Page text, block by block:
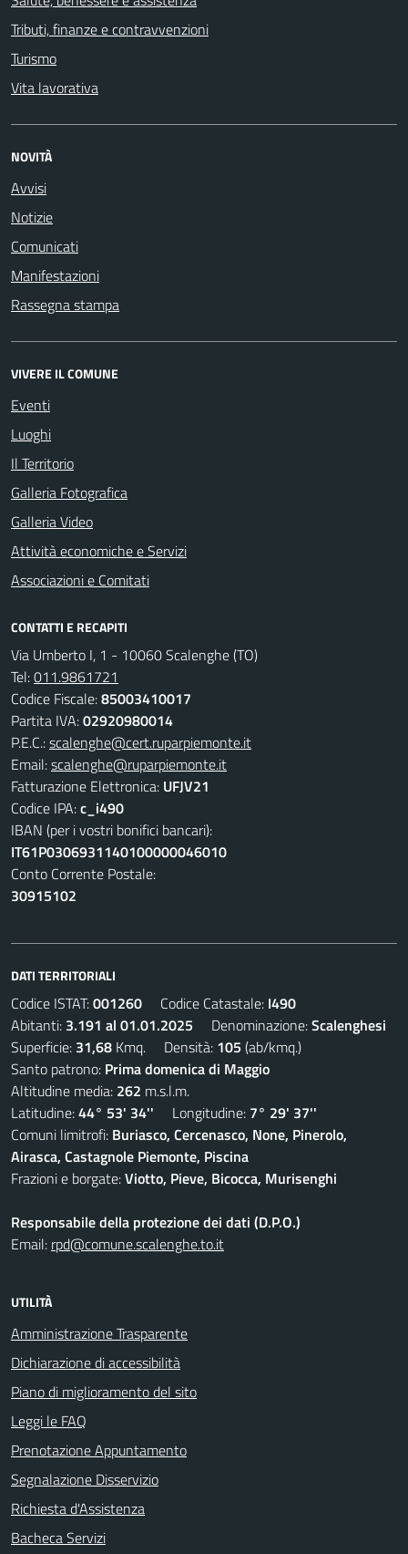
Tributi, finanze e contravvenzioni
Turismo
Vita lavorativa
NOVITÀ
Avvisi
Notizie
Comunicati
Manifestazioni
Rassegna stampa
VIVERE IL COMUNE
Eventi
Luoghi
Il Territorio
Galleria Fotografica
Galleria Video
Attività economiche e Servizi
Associazioni e Comitati
CONTATTI E RECAPITI
Via Umberto I, 1 - 10060 Scalenghe (TO)
Tel:011.9861721
Codice Fiscale:85003410017
Partita IVA:02920980014
P.E.C.:scalenghe@cert.ruparpiemonte.it
Email:scalenghe@ruparpiemonte.it
Fatturazione Elettronica: UFJV21
Codice IPA:c_i490
IBAN (per i vostri bonifici bancari):
IT61P0306931140100000046010
Conto Corrente Postale:
30915102
DATI TERRITORIALI
Codice ISTAT:001260 Codice Catastale: I490
Abitanti: 3.191 al 01.01.2025 Denominazione:Scalenghesi
Superficie: 31,68 Kmq. Densità: 105 (ab/kmq.)
Santo patrono: Prima domenica di Maggio
Altitudine media: 262 m.s.l.m.
Latitudine:44° 53' 34'' Longitudine: 7° 29' 37''
Comuni limitrofi: Buriasco, Cercenasco, None, Pinerolo,
Airasca, Castagnole Piemonte, Piscina
Frazioni e borgate:Viotto, Pieve, Bicocca, Murisenghi
Responsabile della protezione dei dati (D.P.O.)
Email: rpd@comune.scalenghe.to.it
UTILITÀ
Amministrazione Trasparente
Dichiarazione di accessibilità
Piano di miglioramento del sito
Leggi le FAQ
Prenotazione Appuntamento
Segnalazione Disservizio
Richiesta d'Assistenza
Bacheca Servizi